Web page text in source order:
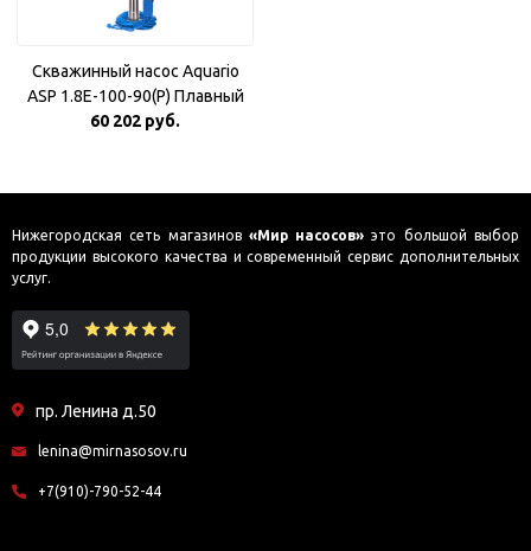
Скважинный насос Aquario
ASP 1.8E-100-90(P) Плавный
пуск
60 202 руб.
Нижегородская сеть магазинов «Мир насосов» это большой выбор
продукции высокого качества и современный сервис дополнительных
услуг.
пр. Ленина д.50
lenina@mirnasosov.ru
+7(910)-790-52-44